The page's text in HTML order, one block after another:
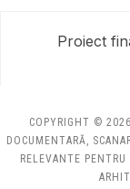
Proiect
COPYRIGHT ©
DOCUMENTARĂ,
RELEVANTE